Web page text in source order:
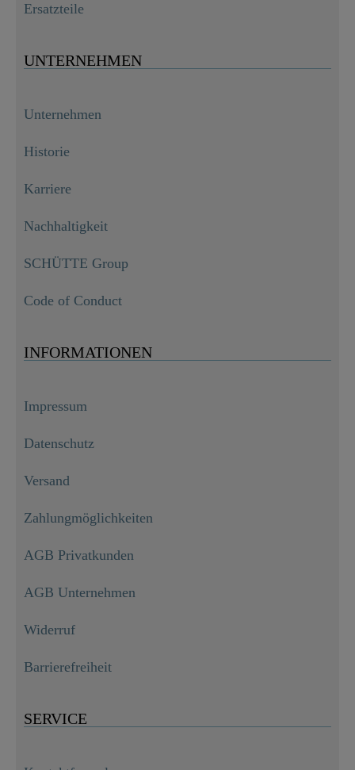
Ersatzteile
UNTERNEHMEN
Unternehmen
Historie
Karriere
Nachhaltigkeit
SCHÜTTE Group
Code of Conduct
INFORMATIONEN
Impressum
Datenschutz
Versand
Zahlungmöglichkeiten
AGB Privatkunden
AGB Unternehmen
Widerruf
Barrierefreiheit
SERVICE